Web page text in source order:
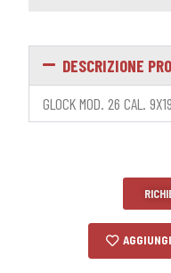
DESCRIZIONE
GLOCK MOD. 26 CAL.